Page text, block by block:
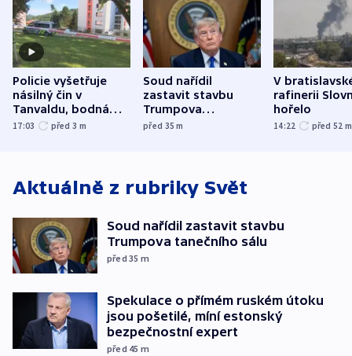
Policie vyšetřuje
násilný čin v
Tanvaldu, bodná
zranění při něm
17:03 před 3 m
Soud nařídil
zastavit stavbu
Trumpova
tanečního sálu
před 35m
V
rafinerii
hořelo
14:22 před 52 m
Aktuálně z rubriky Svět
Soud nařídil zastavit stavbu
Trumpova tanečního sálu
před 35 m
Spekulace o přímém ruském útoku
jsou pošetilé, míní estonský
bezpečnostní expert
před 45 m